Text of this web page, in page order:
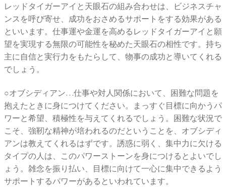
レッドタイガーアイと天眼石の組み合わせは、ビジネスチャ
ンスを呼び寄せ、成功をおさめるサポートをする効果がある
といいます。仕事運や金運を高めるレッドタイガーアイと願
望を実現する無限の可能性を秘めた天眼石の相性です。持ち
主に自信と実行力をもたらして、物事の成功と導いてくれる
でしょう。
○オブシディアン…仕事や対人関係において、困難な問題を
抱えたときに身につけてください。まっすぐ目標に向かうパ
ワーと希望、積極性を与えてくれるでしょう。困難な状況で
こそ、強靭な精神が培われるのだということを、オブシディ
アンは教えてくれるはずです。誘惑に弱く、集中力に欠ける
タイプの人は、このパワーストーンを身につけるとよいでし
ょう。雑念を振り払い、目標に向けて一心に集中できるよう
サポートするパワーがあるといわれています。